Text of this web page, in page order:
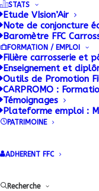
STATS
Etude VIsion’Air
Note de conjoncture
Baromètre FFC
FORMATION / EMPLOI
Filière carrosserie et
Enseignement et
Outils de Promotion
CARPROMO :
Témoignages
Plateforme emploi :
PATRIMOINE
ADHERENT FFC
Recherche
La FFC
2016